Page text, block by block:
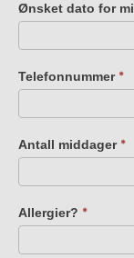
Ønsket dato for
Telefonnummer *
Antall middager *
Allergier? *